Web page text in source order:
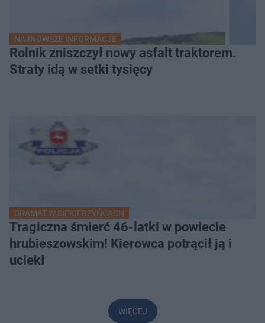
NAJNOWSZE INFORMACJE
Rolnik zniszczył nowy asfalt traktorem.
Straty idą w setki tysięcy
DRAMAT W SIEKIERZYŃCACH
Tragiczna śmierć 46-latki w powiecie
hrubieszowskim! Kierowca potrącił ją i
uciekł
WIĘCEJ